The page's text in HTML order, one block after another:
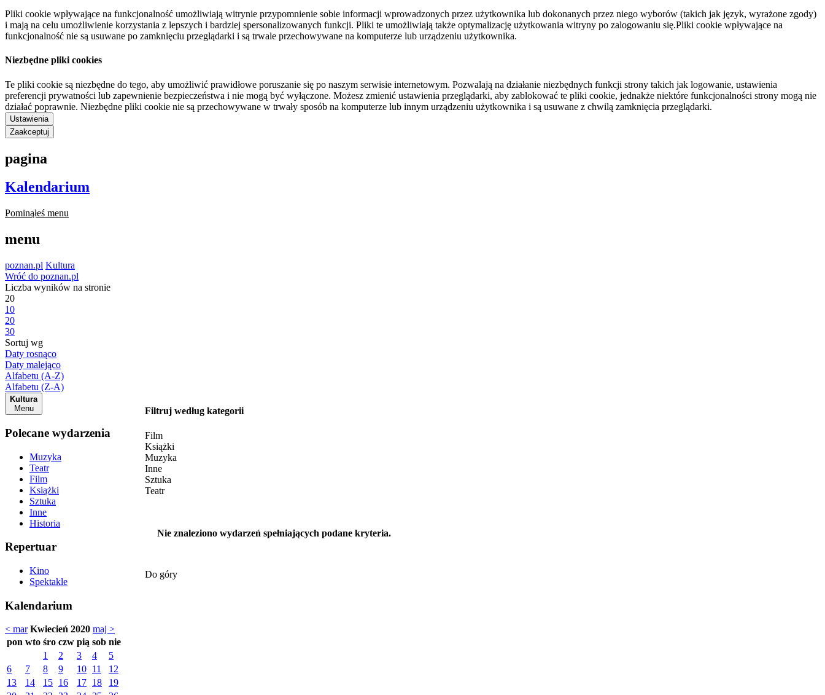
Pliki cookie wpływające na funkcjonalność umożliwiają witrynie przypomnienie sobie informacji wprowadzonych przez użytkownika lub dokonanych przez niego wyborów (takich jak język, wyrażone zgody)
i mają na celu umożliwienie korzystania z lepszych i bardziej spersonalizowanych funkcji. Pliki te umożliwiają także optymalizację użytkowania witryny po zalogowaniu się.Pliki cookie wpływające na
funkcjonalność nie są usuwane po zamknięciu przeglądarki i są trwale przechowywane na komputerze lub urządzeniu użytkownika.
Niezbędne pliki cookies
Te pliki cookie są niezbędne do tego, aby umożliwić prawidłowe poruszanie się po naszym serwisie internetowym. Pozwalają na działanie niezbędnych funkcji strony takich jak logowanie, ustawienia
preferencji prywatności lub zapewnienie bezpieczeństwa i nie mogą być wyłączone. Możesz zmienić ustawienia przeglądarki, aby zablokować te pliki cookie, jednakże niektóre funkcjonalności strony mogą nie
działać poprawnie. Niezbędne pliki cookie nie są przechowywane w trwały sposób na komputerze lub innym urządzeniu użytkownika i są usuwane z chwilą zamknięcia przeglądarki.
Ustawienia
Zaakceptuj
pagina
Kalendarium
Pominąłeś menu
menu
poznan.pl Kultura
Wróć do poznan.pl
Liczba wyników na stronie
20
10
20
30
Sortuj wg
Daty rosnąco
Daty malejąco
Alfabetu (A-Z)
Alfabetu (Z-A)
Kultura
Menu
Polecane wydarzenia
Muzyka
Teatr
Film
Książki
Sztuka
Inne
Historia
Repertuar
Kino
Spektakle
Kalendarium
< mar Kwiecień 2020 maj >
pon wto śro czw pią sob nie
1
2 3 4
5
6
7 8 9 10 11
12
13
14 15 16 17 18
19
Filtruj według kategorii
Film
Książki
Muzyka
Inne
Sztuka
Teatr
Nie znaleziono wydarzeń spełniających podane kryteria.
Do góry